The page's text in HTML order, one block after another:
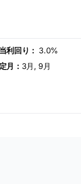
利回り： 3.0%
月： 3月, 9月